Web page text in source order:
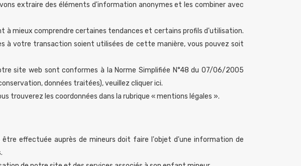
extraire des éléments d'information anonymes et les combiner avec
à mieux comprendre certaines tendances et certains profils d'utilisation.
à votre transaction soient utilisées de cette manière, vous pouvez soit
site web sont conformes à la Norme Simplifiée N°48 du 07/06/2005
données traitées), veuillez cliquer ici.
les coordonnées dans la rubrique « mentions légales ».
être effectuée auprès de mineurs doit faire l'objet d'une information de